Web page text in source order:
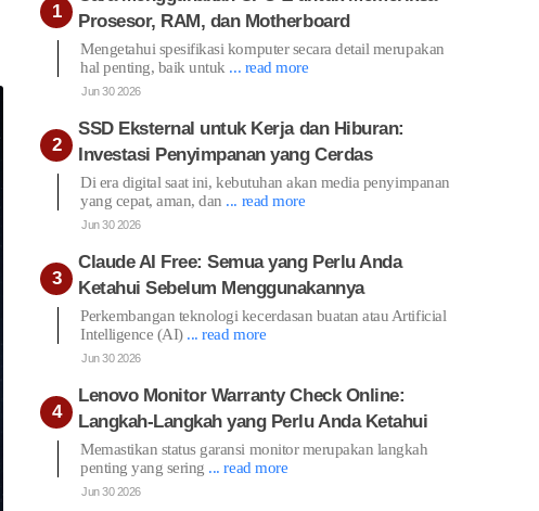
Prosesor, RAM, dan Motherboard
Mengetahui spesifikasi komputer secara detail merupakan
hal penting, baik untuk ... read more
Jun 30 2026
SSD Eksternal untuk Kerja dan Hiburan:
Investasi Penyimpanan yang Cerdas
Di era digital saat ini, kebutuhan akan media penyimpanan
yang cepat, aman, dan ... read more
Jun 30 2026
Claude AI Free: Semua yang Perlu Anda
Ketahui Sebelum Menggunakannya
Perkembangan teknologi kecerdasan buatan atau Artificial
Intelligence (AI) ... read more
Jun 30 2026
Lenovo Monitor Warranty Check Online:
Langkah-Langkah yang Perlu Anda Ketahui
Memastikan status garansi monitor merupakan langkah
penting yang sering ... read more
Jun 30 2026